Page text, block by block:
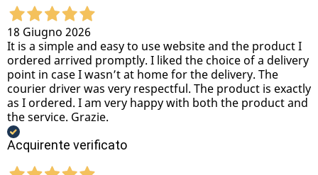
18 Giugno 2026
It is a simple and easy to use website and the product I
ordered arrived promptly. I liked the choice of a delivery
point in case I wasn’t at home for the delivery. The
courier driver was very respectful. The product is exactly
as I ordered. I am very happy with both the product and
the service. Grazie.
Acquirente verificato